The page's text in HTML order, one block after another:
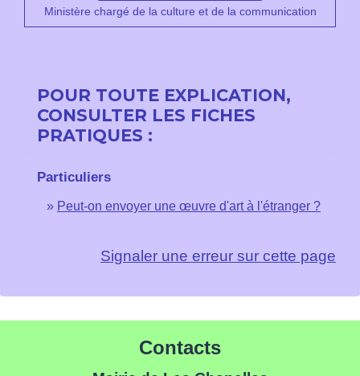
Ministère chargé de la culture et de la communication
POUR TOUTE EXPLICATION,
CONSULTER LES FICHES
PRATIQUES :
Particuliers
Peut-on envoyer une œuvre d'art à l'étranger ?
Signaler une erreur sur cette page
Contacts